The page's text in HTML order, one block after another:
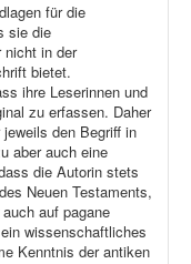
für die
sie die
nicht in der
bietet.
ihre Leserinnen und
zu erfassen. Daher
den Begriff in
aber auch eine
die Autorin stets
Neuen Testaments,
auf pagane
wissenschaftliches
Kenntnis der antiken